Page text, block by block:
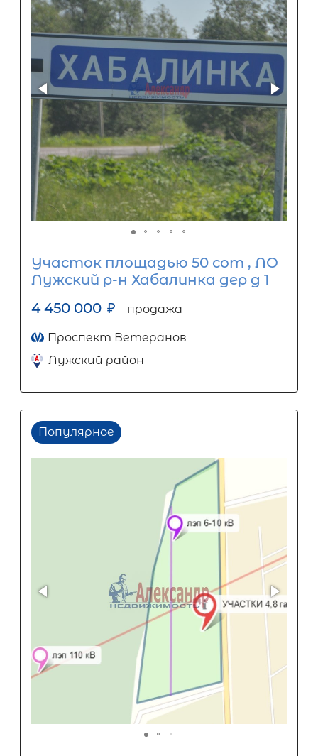
Участок площадью 50 сот , ЛО
Лужский р-н Хабалинка дер д 1
4 450 000 ₽ продажа
Проспект Ветеранов
Лужский район
Популярное